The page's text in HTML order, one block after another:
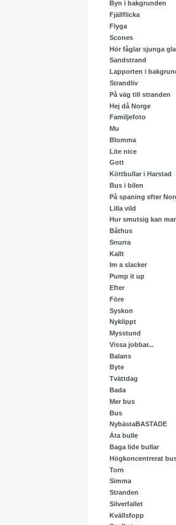
Byn i bakgrunden
Fjällflicka
Flyga
Scones
Hör fåglar sjunga
Sandstrand
Lapporten i
Strandliv
På väg till stranden
Hej då Norge
Familjefoto
Mu
Blomma
Lite nice
Gott
Köttbullar i Harstad
Bus i bilen
På spaning efter
Lilla vild
Hur smutsig kan
Båthus
Snurra
Kallt
Im a slacker
Pump it up
Efter
Före
Syskon
Nyklippt
Mysstund
Vissa jobbar...
Balans
Byte
Tvättdag
Bada
Mer bus
Bus
NybästaBASTADE
Äta bulle
Baga lide bullar
Högkoncentrerat
Torn
Simma
Stranden
Silverfallet
Kvällsfopp